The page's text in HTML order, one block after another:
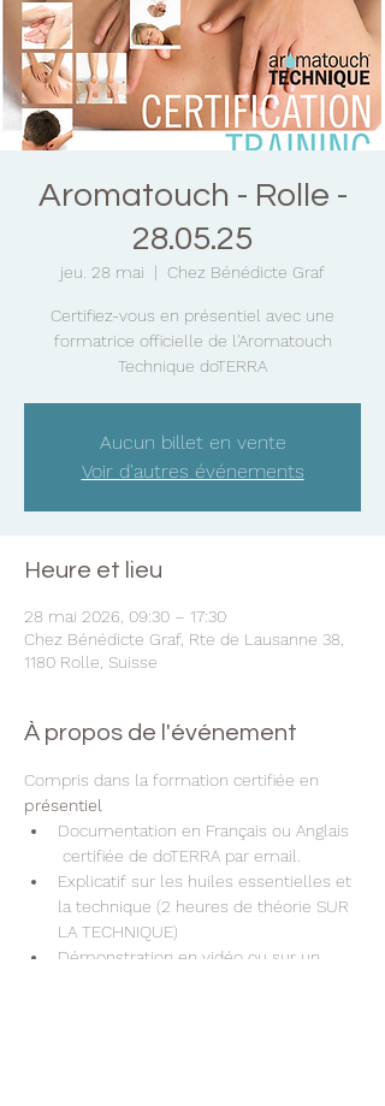
Aromatouch - Rolle -
28.05.25
jeu. 28 mai
  |
Chez Bénédicte Graf
Certifiez-vous en présentiel avec une
formatrice officielle de l'Aromatouch
Technique doTERRA
Aucun billet en vente
Voir d'autres événements
Heure et lieu
28 mai 2026, 09:30 – 17:30
Chez Bénédicte Graf, Rte de Lausanne 38,
1180 Rolle, Suisse
À propos de l'événement
Compris dans la formation certifiée en
présentiel
Documentation en Français ou Anglais
certifiée de doTERRA par email.
Explicatif sur les huiles essentielles et
la technique (2 heures de théorie SUR
LA TECHNIQUE)
Démonstration en vidéo ou sur un